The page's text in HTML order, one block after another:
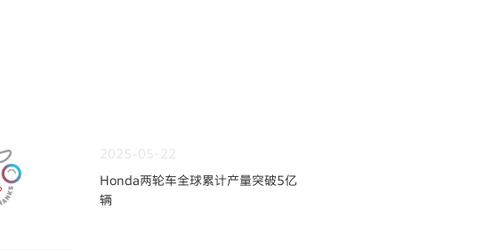
2025-05-22
Honda两轮车全球累计产量突破5亿
辆